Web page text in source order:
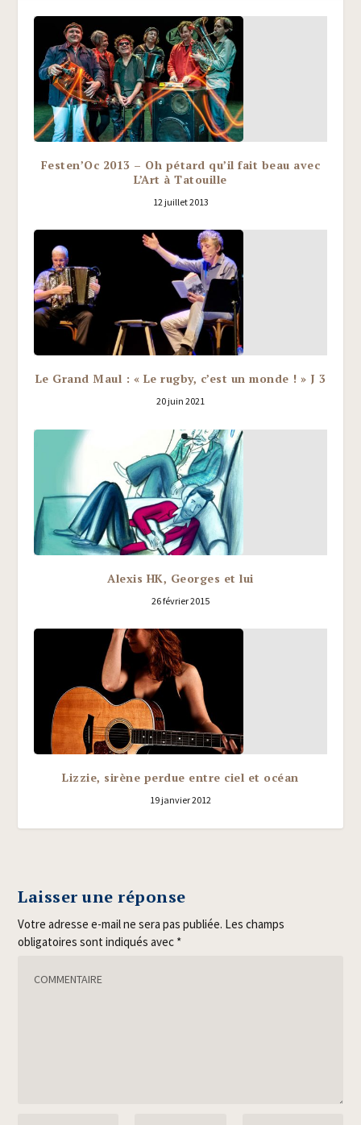
Festen’Oc 2013 – Oh pétard qu’il fait beau avec
L’Art à Tatouille
12 juillet 2013
Le Grand Maul : « Le rugby, c’est un monde ! » J 3
20 juin 2021
Alexis HK, Georges et lui
26 février 2015
Lizzie, sirène perdue entre ciel et océan
19 janvier 2012
Laisser une réponse
Votre adresse e-mail ne sera pas publiée. Les champs
obligatoires sont indiqués avec *